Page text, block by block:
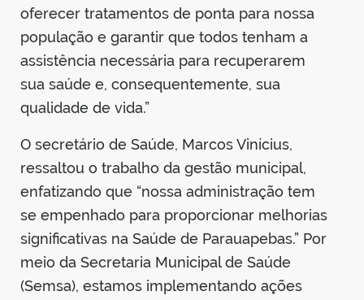
oferecer tratamentos de ponta para nossa
população e garantir que todos tenham a
assistência necessária para recuperarem
sua saúde e, consequentemente, sua
qualidade de vida.”
O secretário de Saúde, Marcos Vinícius,
ressaltou o trabalho da gestão municipal,
enfatizando que “nossa administração tem
se empenhado para proporcionar melhorias
significativas na Saúde de Parauapebas.” Por
meio da Secretaria Municipal de Saúde
(Semsa), estamos implementando ações